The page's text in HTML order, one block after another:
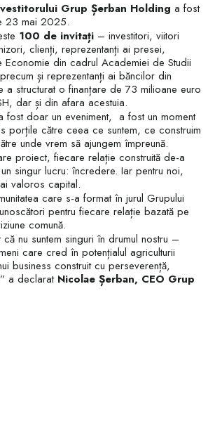
Grup Șerban Holding a fost
23 mai 2025.
100 de invitați – investitori, viitori
clienți, reprezentanți ai presei,
Economie din cadrul Academiei de Studii
și reprezentanți ai băncilor din
a structurat o finanțare de 73 milioane euro
dar și din afara acestuia.
fost doar un eveniment, a fost un moment
porțile către ceea ce suntem, ce construim
unde vrem să ajungem împreună.
proiect, fiecare relație construită de-a
singur lucru: încredere. Iar pentru noi,
valoros capital.
care s-a format în jurul Grupului
pentru fiecare relație bazată pe
comună.
nu suntem singuri în drumul nostru –
care cred în potențialul agriculturii
business construit cu perseverență,
a declarat Nicolae Șerban, CEO Grup